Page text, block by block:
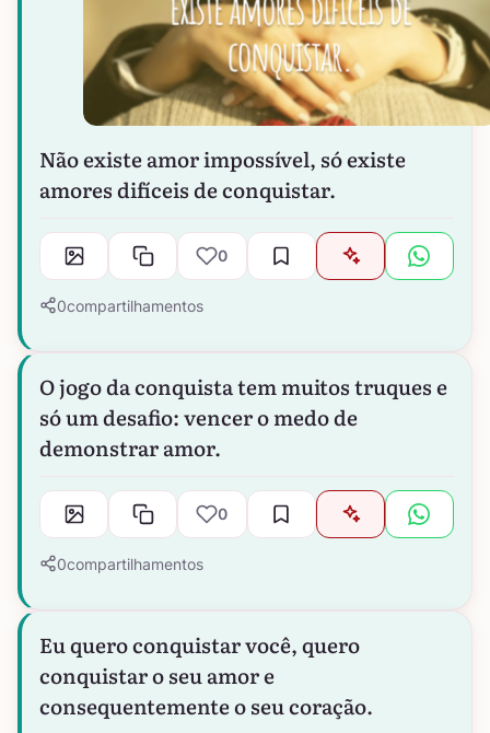
Não existe amor impossível, só existe
amores difíceis de conquistar.
0
0compartilhamentos
O jogo da conquista tem muitos truques e
só um desafio: vencer o medo de
demonstrar amor.
0
0compartilhamentos
Eu quero conquistar você, quero
conquistar o seu amor e
consequentemente o seu coração.